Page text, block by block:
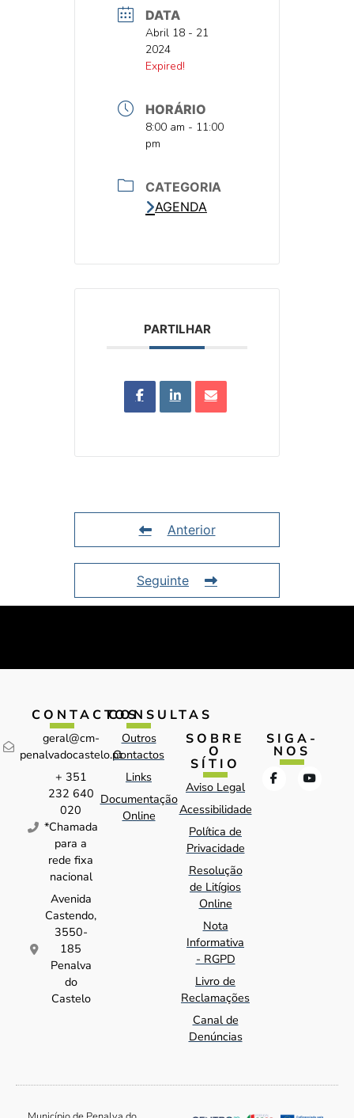
DATA
DATAAbril 18 - 21
2024
DATAExpired!
HORÁRIO
HORA
8:00 am - 11:00
pm
CATEGORIA
AGENDA
PARTILHAR
Anterior
Seguinte
CONTACTOS
geral@cm-
penalvadocastelo.pt
+ 351
232 640
020
*Chamada
para a
rede fixa
nacional
Avenida
Castendo,
3550-
185
Penalva
do
Castelo
CONSULTAS
Outros
Contactos
Links
Documentação
Online
SOBRE
O
SÍTIO
Aviso Legal
Acessibilidade
Política de
Privacidade
Resolução
de Litígios
Online
Nota
Informativa
- RGPD
Livro de
Reclamações
Canal de
Denúncias
SIGA-
NOS